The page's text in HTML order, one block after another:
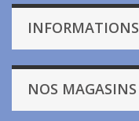
INFORMATIONS
NOS MAGASINS